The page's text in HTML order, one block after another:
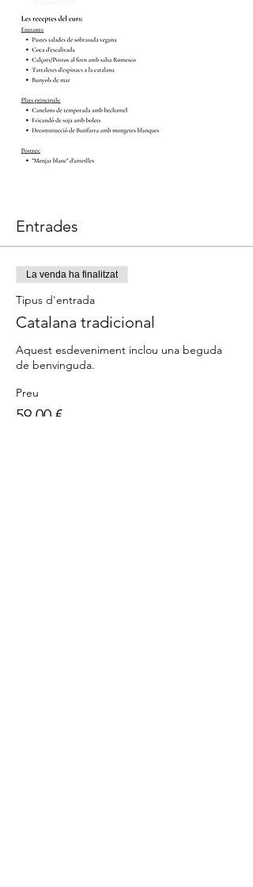
Entrades
La venda ha finalitzat
Tipus d'entrada
Catalana tradicional
Aquest esdeveniment inclou una beguda
Preu
59,00 €